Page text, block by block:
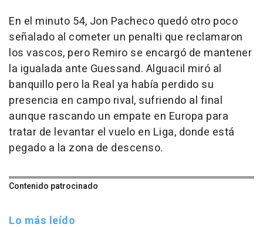
En el minuto 54, Jon Pacheco quedó otro poco
señalado al cometer un penalti que reclamaron
los vascos, pero Remiro se encargó de mantener
la igualada ante Guessand. Alguacil miró al
banquillo pero la Real ya había perdido su
presencia en campo rival, sufriendo al final
aunque rascando un empate en Europa para
tratar de levantar el vuelo en Liga, donde está
pegado a la zona de descenso.
Contenido patrocinado
Lo más leído